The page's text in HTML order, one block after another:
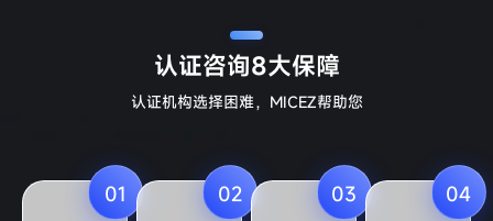
认证咨询8大保障
认证机构选择困难，MICEZ帮助您
01 02 03 04